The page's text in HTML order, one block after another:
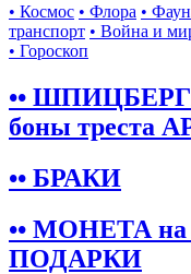
• Космос • Флора •
транспорт • Война и
• Гороскоп
••
боны треста
•• БРАКИ
•• МОНЕТА
ПОДАРКИ